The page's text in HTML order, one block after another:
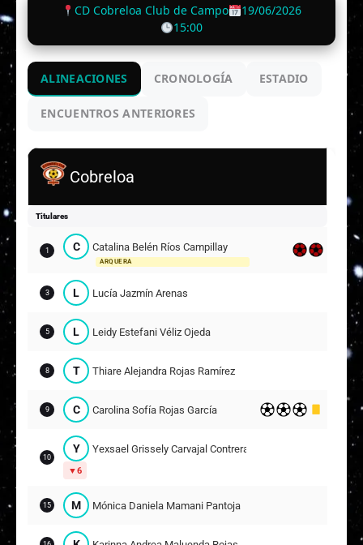
CD Cobreloa Club de Campo
19/06/2026
15:00
ALINEACIONES CRONOLOGÍA ESTADIO
ENCUENTROS ANTERIORES
Cobreloa
Titulares
1 C Catalina Belén Ríos Campillay
ARQUERA
3 L Lucía Jazmín Arenas
5 L Leidy Estefani Véliz Ojeda
8 T Thiare Alejandra Rojas Ramírez
9 C Carolina Sofía Rojas García
10
Y Yexsael Grissely Carvajal Contreras
6
15 M Mónica Daniela Mamani Pantoja